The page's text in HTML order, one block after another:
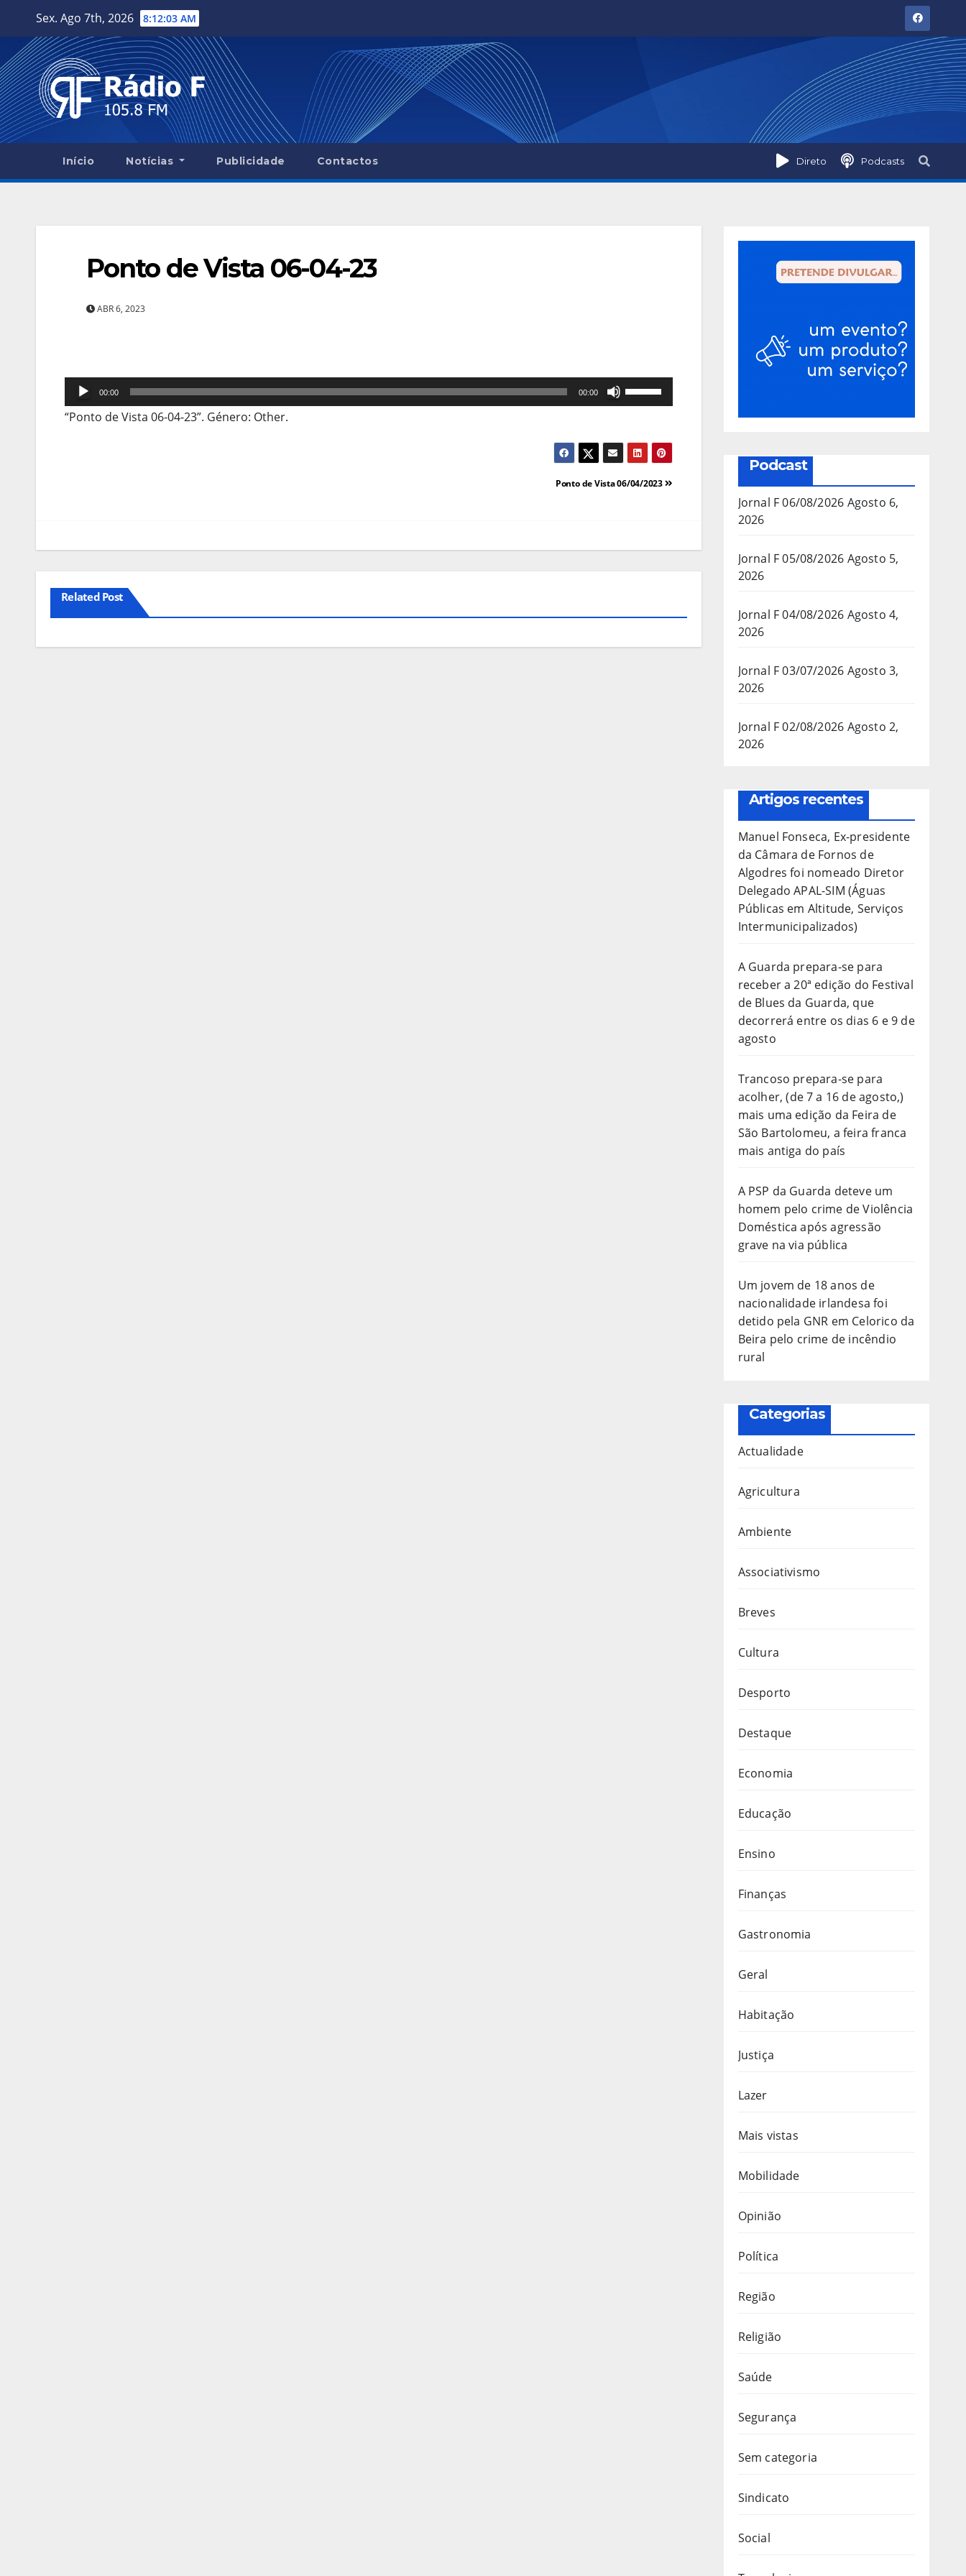
content
Sex. Ago 7th, 2026 8:12:04 AM
Direto Podcasts
Início Notícias Publicidade Contactos
Ponto de Vista 06-04-23
ABR 6, 2023
Reprodutor
de
00:00 00:00
Use
as
cima/baixo
“Ponto de Vista 06-04-23”. Género: Other.
Ponto de Vista 06/04/2023
Related Post
Podcast
Jornal F 06/08/2026 Agosto 6,
2026
Jornal F 05/08/2026 Agosto 5,
2026
Jornal F 04/08/2026 Agosto 4,
2026
Jornal F 03/07/2026 Agosto 3,
2026
Jornal F 02/08/2026 Agosto 2,
2026
Artigos recentes
Manuel Fonseca, Ex-presidente
da Câmara de Fornos de
Algodres foi nomeado Diretor
Delegado APAL-SIM (Águas
Públicas em Altitude, Serviços
Intermunicipalizados)
A Guarda prepara-se para
receber a 20ª edição do Festival
de Blues da Guarda, que
decorrerá entre os dias 6 e 9 de
agosto
Trancoso prepara-se para
acolher, (de 7 a 16 de agosto,)
mais uma edição da Feira de
São Bartolomeu, a feira franca
mais antiga do país
A PSP da Guarda deteve um
homem pelo crime de Violência
Doméstica após agressão
grave na via pública
Um jovem de 18 anos de
nacionalidade irlandesa foi
detido pela GNR em Celorico da
Beira pelo crime de incêndio
rural
Categorias
Actualidade
Agricultura
Ambiente
Associativismo
Breves
Cultura
Desporto
Destaque
Economia
Educação
Ensino
Finanças
Gastronomia
Geral
Habitação
Justiça
Lazer
Mais vistas
Mobilidade
Opinião
Política
Região
Religião
Saúde
Segurança
Sem categoria
Sindicato
Social